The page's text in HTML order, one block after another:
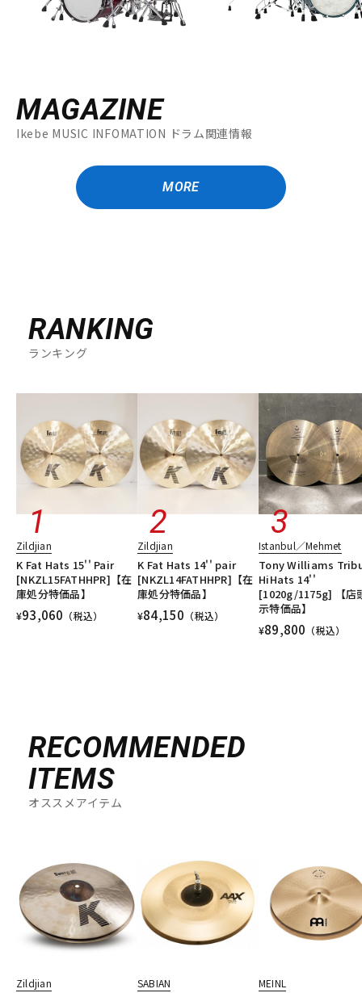
MAGAZINE
Ikebe MUSIC INFOMATION ドラム関連情報
MORE
RANKING
ランキング
Zildjian
K Fat Hats 15'' Pair
[NKZL15FATHHPR]【在
庫処分特価品】
¥93,060 （税込）
Zildjian
K Fat Hats 14'' pair
[NKZL14FATHHPR]【在
庫処分特価品】
¥84,150 （税込）
Istanbul／Mehmet
Tony Williams
HiHats 14''
[1020g/1175g] 【店
示特価品】
¥89,800 （税込）
RECOMMENDED
ITEMS
オススメアイテム
Zildjian SABIAN MEINL